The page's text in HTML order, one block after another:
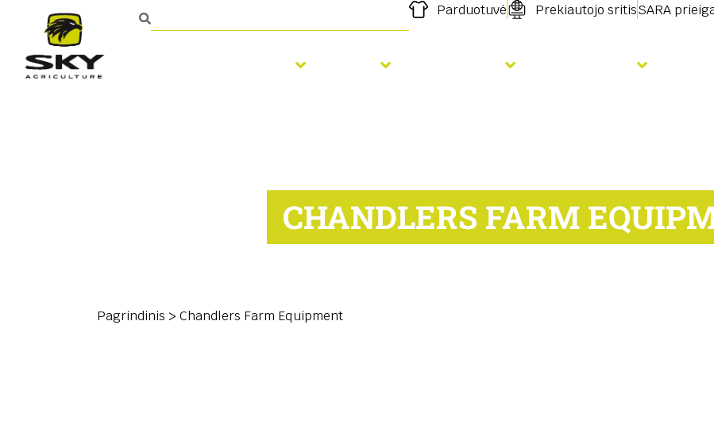
Parduotuvė Prekiautojo sritisSARA
CHANDLERS FARM
Pagrindinis > Chandlers Farm Equipment